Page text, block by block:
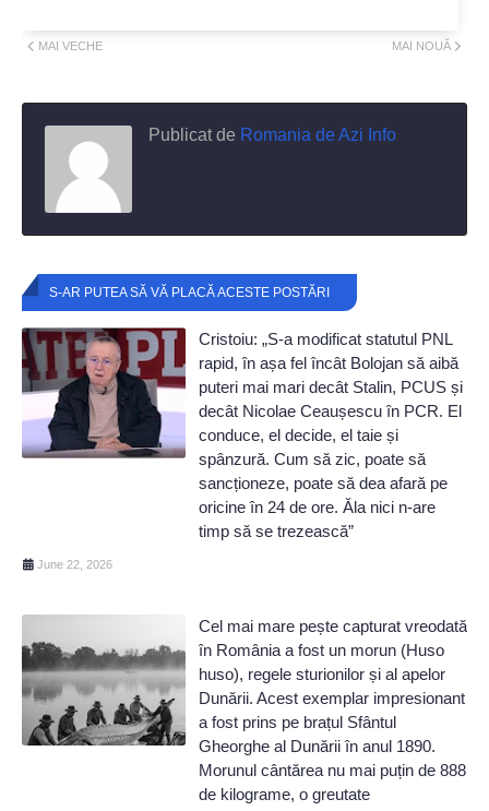
MAI NOUĂ
MAI VECHE
Publicat de Romania de Azi Info
S-AR PUTEA SĂ VĂ PLACĂ ACESTE POSTĂRI
Cristoiu: „S-a modificat statutul PNL
rapid, în așa fel încât Bolojan să aibă
puteri mai mari decât Stalin, PCUS și
decât Nicolae Ceaușescu în PCR. El
conduce, el decide, el taie și
spânzură. Cum să zic, poate să
sancționeze, poate să dea afară pe
oricine în 24 de ore. Ăla nici n-are
timp să se trezească”
June 22, 2026
Cel mai mare pește capturat vreodată
în România a fost un morun (Huso
huso), regele sturionilor și al apelor
Dunării. Acest exemplar impresionant
a fost prins pe brațul Sfântul
Gheorghe al Dunării în anul 1890.
Morunul cântărea nu mai puțin de 888
de kilograme, o greutate